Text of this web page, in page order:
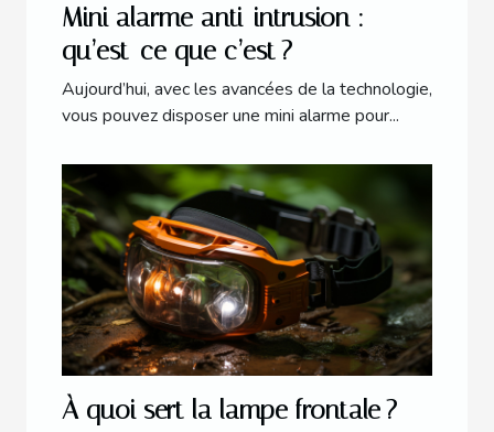
Mini alarme anti-intrusion :
qu’est-ce que c’est ?
Aujourd’hui, avec les avancées de la technologie,
vous pouvez disposer une mini alarme pour...
À quoi sert la lampe frontale ?